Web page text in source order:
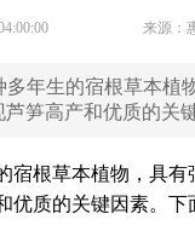
来源：
多年生的宿根草本植
笋高产和优质的关
宿根草本植物，具
优质的关键因素。下